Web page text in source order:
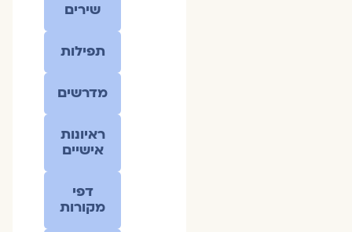
שירים
תפילות
מדרשים
ראיונות
אישיים
דפי
מקורות